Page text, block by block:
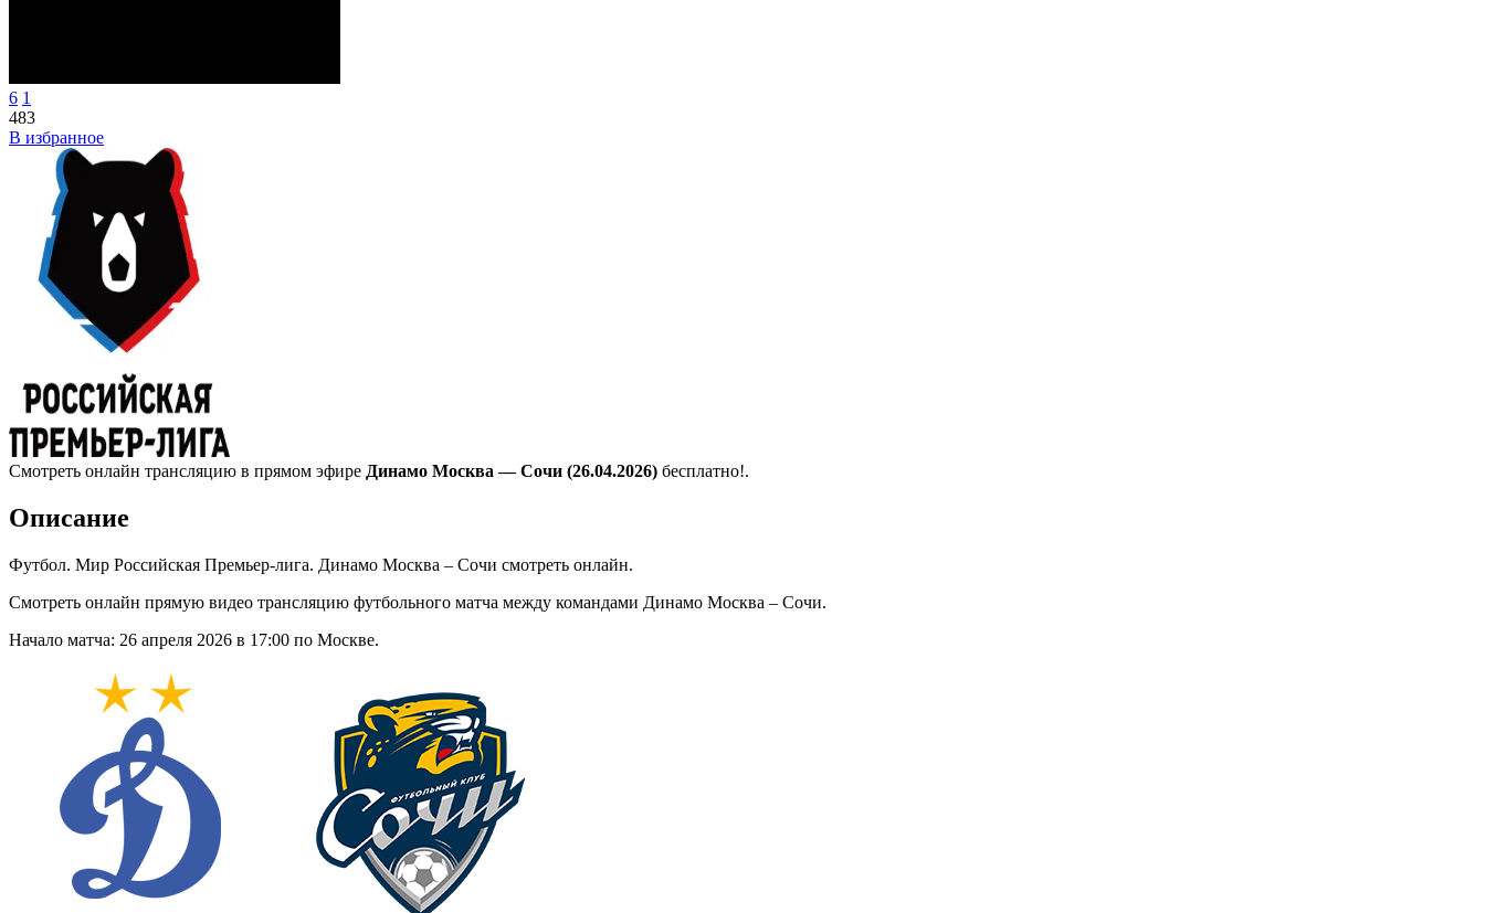
6 1
483
В избранное
Смотреть онлайн трансляцию в прямом эфире Динамо Москва — Сочи (26.04.2026) бесплатно!.
Описание
Футбол. Мир Российская Премьер-лига. Динамо Москва – Сочи смотреть онлайн.
Смотреть онлайн прямую видео трансляцию футбольного матча между командами Динамо Москва – Сочи.
Начало матча: 26 апреля 2026 в 17:00 по Москве.